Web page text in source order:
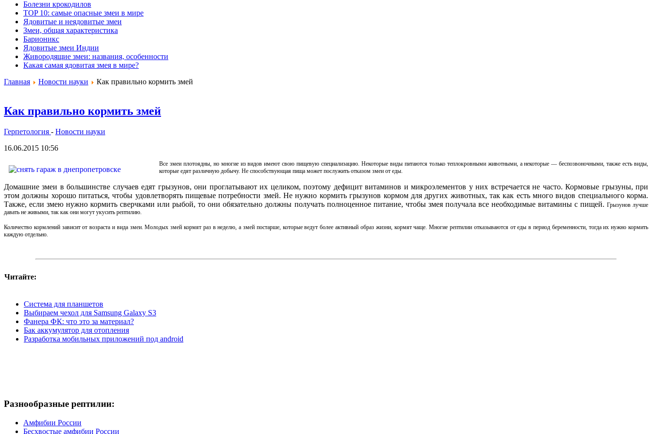
Болезни крокодилов
TOP 10: самые опасные змеи в мире
Ядовитые и неядовитые змеи
Змеи, общая характеристика
Барионикс
Ядовитые змеи Индии
Живородящие змеи: названия, особенности
Какая самая ядовитая змея в мире?
Главная
Новости науки Как правильно кормить змей
Как правильно кормить змей
Герпетология - Новости науки
16.06.2015 10:56
Все змеи плотоядны, но многие из видов имеют свою пищевую специализацию. Некоторые виды питаются только теплокровными животными, а некоторые — беспозвоночными, также есть виды,
которые едят различную добычу. Не способствующая пища может послужить отказом змеи от еды.
Домашние змеи в большинстве случаев едят грызунов, они проглатывают их целиком, поэтому дефицит витаминов и микроэлементов у них встречается не часто. Кормовые грызуны, при
этом должны хорошо питаться, чтобы удовлетворять пищевые потребности змей. Не нужно кормить грызунов кормом для других животных, так как есть много видов специального корма.
Также, если змею нужно кормить сверчками или рыбой, то они обязательно должны получать полноценное питание, чтобы змея получала все необходимые витамины с пищей. Грызунов лучше
давать не живыми, так как они могут укусить рептилию.
Количество кормлений зависит от возраста и вида змеи. Молодых змей кормят раз в неделю, а змей постарше, которые ведут более активный образ жизни, кормят чаще. Многие рептилии отказываются от еды в период беременности, тогда их нужно кормить
каждую отдельно.
Читайте:
Система для планшетов
Выбираем чехол для Samsung Galaxy S3
Фанера ФК: что это за материал?
Бак аккумулятор для отопления
Разработка мобильных приложений под android
Разнообразные рептилии:
Амфибии России
Бесхвостые амфибии России